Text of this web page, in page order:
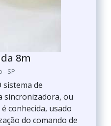
8m
- SP
sistema de
sincronizadora, ou
conhecida, usado
do comando de